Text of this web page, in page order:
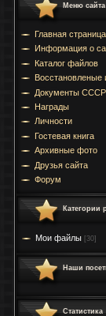
Меню сайта
Главная страница
Информация о
Каталог файлов
Восстановленые
Документы СССР
Награды
Личности
Гостевая книга
Архивные фото
Друзья сайта
Форум
Категории
Мои файлы [30]
Наши
Статистика